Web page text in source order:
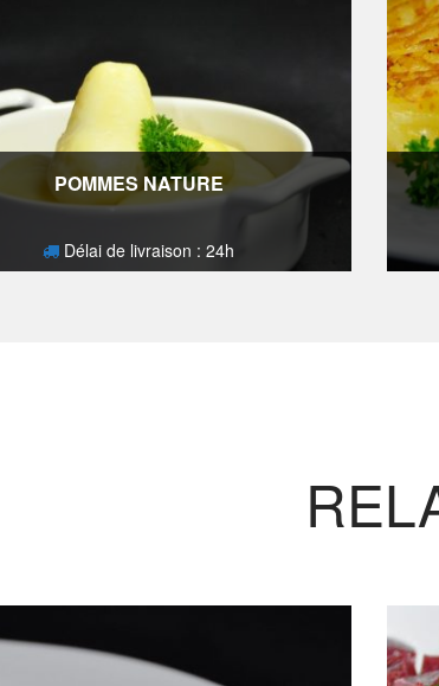
POMMES NATURE
Délai de livraison : 24h